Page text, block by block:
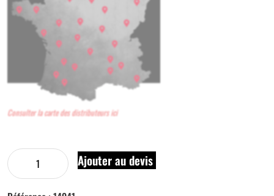
Consulter la carte des distributeurs ici
Ajouter au devis